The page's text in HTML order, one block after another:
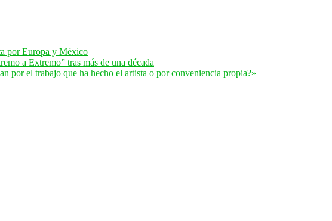
por Europa y México
a Extremo” tras más de una década
por el trabajo que ha hecho el artista o por conveniencia propia?»